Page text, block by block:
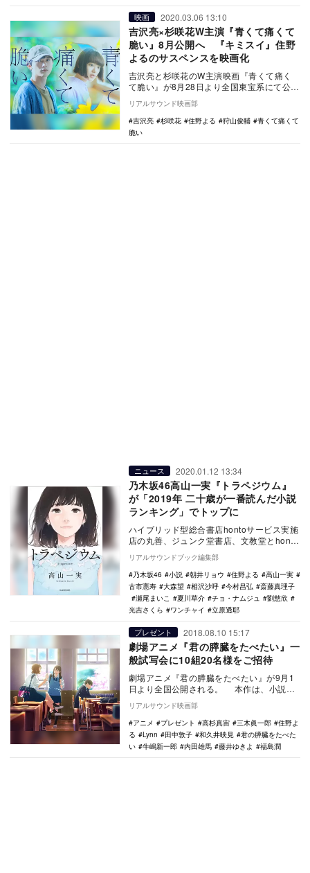
映画 2020.03.06 13:10
吉沢亮×杉咲花W主演『青くて痛くて
脆い』8月公開へ 『キミスイ』住野
よるのサスペンスを映画化
吉沢亮と杉咲花のW主演映画『青くて痛く
て脆い』が8月28日より全国東宝系にて公開
リアルサウンド映画部
吉沢亮
杉咲花 住野よる 狩山俊輔
青くて痛くて
脆い
ニュース 2020.01.12 13:34
乃木坂46高山一実『トラペジウム』
が「2019年 二十歳が一番読んだ小説
ランキング」でトップに
ハイブリッド型総合書店hontoサービス実施
店の丸善、ジュンク堂書店、文教堂とhonto
サイトで購入された書籍や電子書籍の販売
デ…
リアルサウンドブック編集部
乃木坂46
小説 朝井リョウ 住野よる
高山一実
古市憲寿
大森望 相沢沙呼 今村昌弘
斎藤真理子
瀬尾まいこ
夏川草介 チョ・ナムジュ
劉慈欣
光吉さくら
ワンチャイ 立原透耶
プレゼント 2018.08.10 15:17
劇場アニメ『君の膵臓をたべたい』一
般試写会に10組20名様をご招待
劇場アニメ『君の膵臓をたべたい』が9月1
日より全国公開される。 本作は、小説
家・住野よるの同名小説が原作のアニメー
ション映画…
リアルサウンド映画部
アニメ
プレゼント 高杉真宙 三木眞一郎
住野よ
る
Lynn 田中敦子 和久井映見
君の膵臓をたべた
い
牛嶋新一郎 内田雄馬 藤井ゆきよ 福島潤